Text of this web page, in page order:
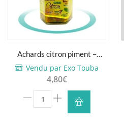
Achards citron piment –
Soleil Réunion – 170g
Vendu par Exo Touba
4,80€
quantité
de